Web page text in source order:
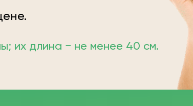
их длина − не менее 40 см.